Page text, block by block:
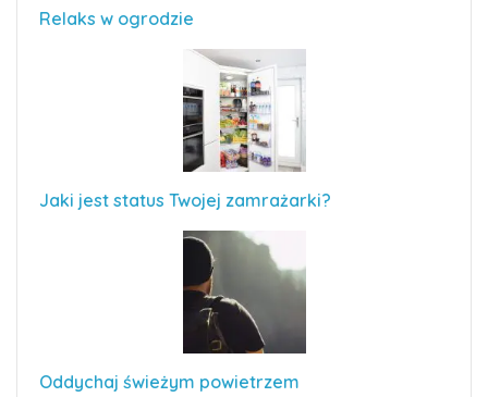
Relaks w ogrodzie
Jaki jest status Twojej zamrażarki?
Oddychaj świeżym powietrzem